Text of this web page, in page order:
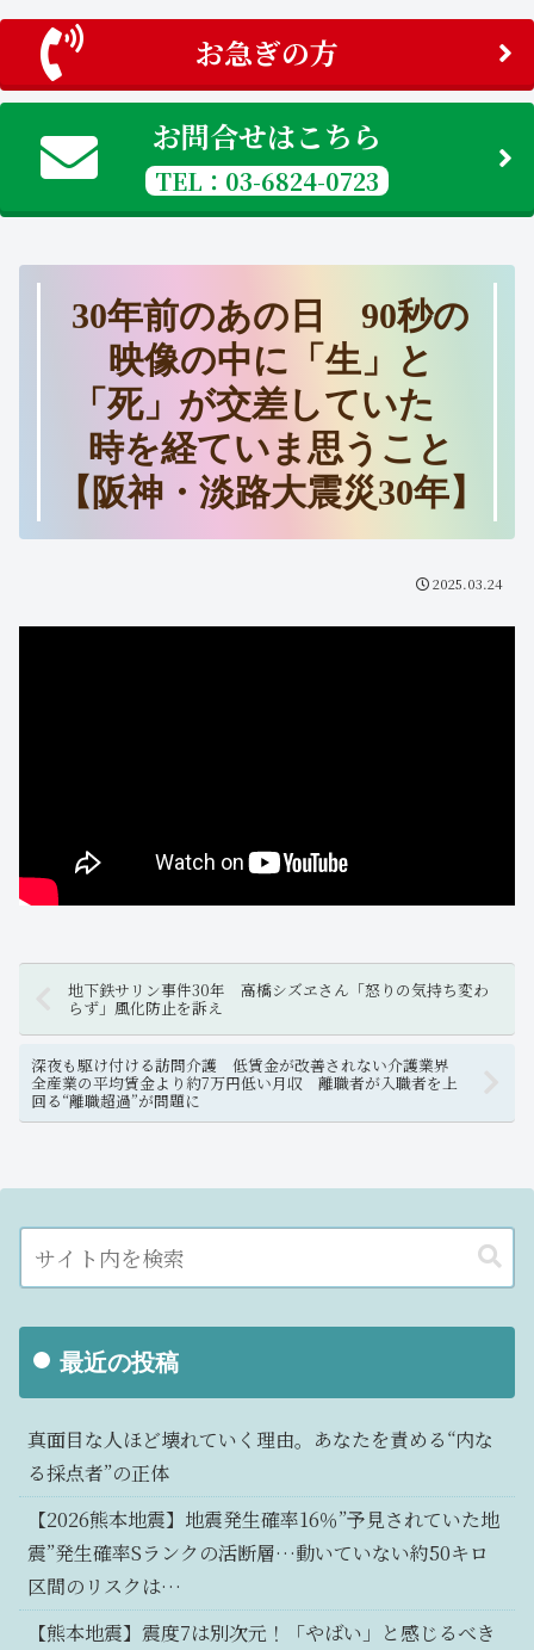
お急ぎの方
お問合せはこちら
TEL：03-6824-0723
30年前のあの日 90秒の
映像の中に「生」と
「死」が交差していた
時を経ていま思うこと
【阪神・淡路大震災30年】
2025.03.24
地下鉄サリン事件30年 高橋シズヱさん「怒りの気持ち変わ
らず」風化防止を訴え
深夜も駆け付ける訪問介護 低賃金が改善されない介護業界
全産業の平均賃金より約7万円低い月収 離職者が入職者を上
回る“離職超過”が問題に
最近の投稿
真面目な人ほど壊れていく理由。あなたを責める“内な
る採点者”の正体
【2026熊本地震】地震発生確率16％”予見されていた地
震”発生確率Sランクの活断層…動いていない約50キロ
区間のリスクは…
【熊本地震】震度7は別次元！「やばい」と感じるべき